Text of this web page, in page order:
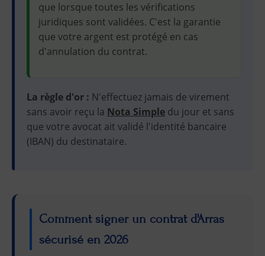
que lorsque toutes les vérifications
juridiques sont validées. C'est la garantie
que votre argent est protégé en cas
d'annulation du contrat.
La règle d'or : N'effectuez jamais de virement
sans avoir reçu la Nota Simple du jour et sans
que votre avocat ait validé l'identité bancaire
(IBAN) du destinataire.
Comment signer un contrat d'Arras
sécurisé en 2026